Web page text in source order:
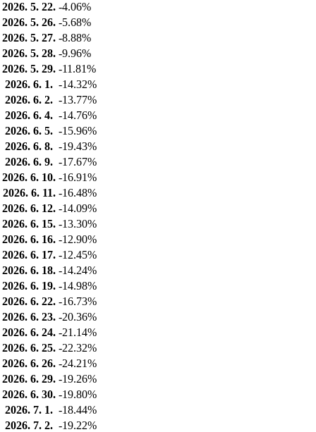
2026. 5. 22. -4.06%
2026. 5. 26. -5.68%
2026. 5. 27. -8.88%
2026. 5. 28. -9.96%
2026. 5. 29. -11.81%
2026. 6. 1. -14.32%
2026. 6. 2. -13.77%
2026. 6. 4. -14.76%
2026. 6. 5. -15.96%
2026. 6. 8. -19.43%
2026. 6. 9. -17.67%
2026. 6. 10. -16.91%
2026. 6. 11. -16.48%
2026. 6. 12. -14.09%
2026. 6. 15. -13.30%
2026. 6. 16. -12.90%
2026. 6. 17. -12.45%
2026. 6. 18. -14.24%
2026. 6. 19. -14.98%
2026. 6. 22. -16.73%
2026. 6. 23. -20.36%
2026. 6. 24. -21.14%
2026. 6. 25. -22.32%
2026. 6. 26. -24.21%
2026. 6. 29. -19.26%
2026. 6. 30. -19.80%
2026. 7. 1. -18.44%
2026. 7. 2. -19.22%